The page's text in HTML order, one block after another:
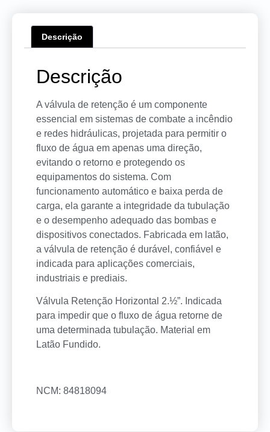
Descrição
Descrição
A válvula de retenção é um componente
essencial em sistemas de combate a incêndio
e redes hidráulicas, projetada para permitir o
fluxo de água em apenas uma direção,
evitando o retorno e protegendo os
equipamentos do sistema. Com
funcionamento automático e baixa perda de
carga, ela garante a integridade da tubulação
e o desempenho adequado das bombas e
dispositivos conectados. Fabricada em latão,
a válvula de retenção é durável, confiável e
indicada para aplicações comerciais,
industriais e prediais.
Válvula Retenção Horizontal 2.½”. Indicada
para impedir que o fluxo de água retorne de
uma determinada tubulação. Material em
Latão Fundido.
NCM: 84818094